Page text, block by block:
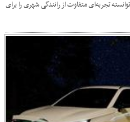
تجربه‌ای متفاوت از رانندگی شهری را برای